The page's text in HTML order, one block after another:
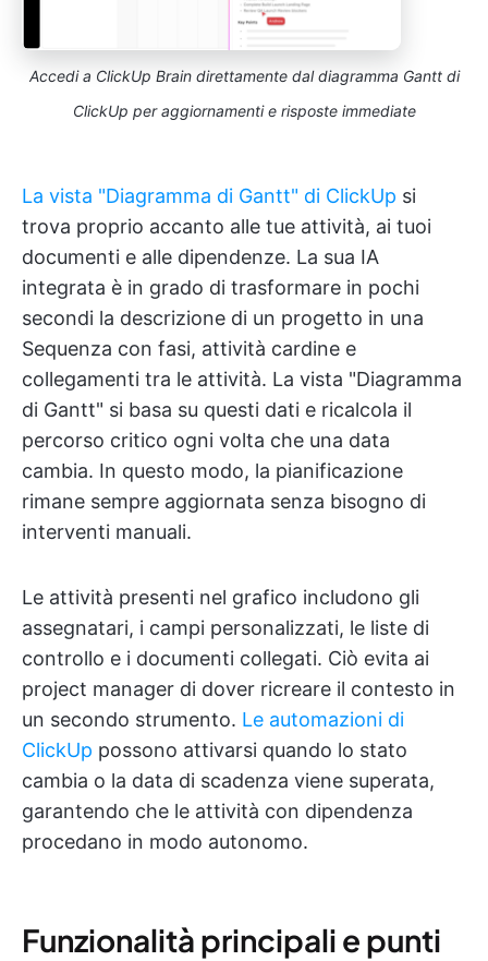
Accedi a ClickUp Brain direttamente dal diagramma Gantt di
ClickUp per aggiornamenti e risposte immediate
La vista "Diagramma di Gantt" di ClickUp si
trova proprio accanto alle tue attività, ai tuoi
documenti e alle dipendenze. La sua IA
integrata è in grado di trasformare in pochi
secondi la descrizione di un progetto in una
Sequenza con fasi, attività cardine e
collegamenti tra le attività. La vista "Diagramma
di Gantt" si basa su questi dati e ricalcola il
percorso critico ogni volta che una data
cambia. In questo modo, la pianificazione
rimane sempre aggiornata senza bisogno di
interventi manuali.
Le attività presenti nel grafico includono gli
assegnatari, i campi personalizzati, le liste di
controllo e i documenti collegati. Ciò evita ai
project manager di dover ricreare il contesto in
un secondo strumento. Le automazioni di
ClickUp possono attivarsi quando lo stato
cambia o la data di scadenza viene superata,
garantendo che le attività con dipendenza
procedano in modo autonomo.
Funzionalità principali e punti